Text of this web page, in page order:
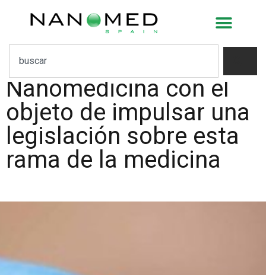
Nace el Grupo de
Expertos para la
Regulación de la
Nanomedicina con el
objeto de impulsar una
legislación sobre esta
rama de la medicina